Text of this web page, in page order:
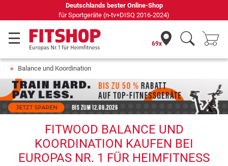
Deutschlands bester Online-Shop
für Sportgeräte (n-tv+DISQ 2016-2024)
69x
Balance und Koordination
FITWOOD BALANCE UND
KOORDINATION KAUFEN BEI
EUROPAS NR. 1 FÜR HEIMFITNESS